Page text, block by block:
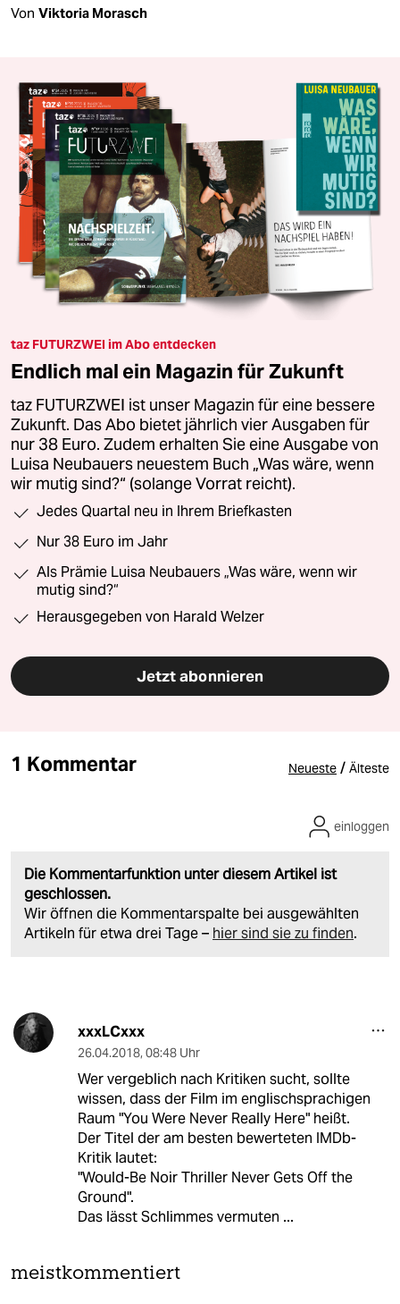
Von Viktoria Morasch
taz FUTURZWEI im Abo entdecken
Endlich mal ein Magazin für Zukunft
taz FUTURZWEI ist unser Magazin für eine bessere
Zukunft. Das Abo bietet jährlich vier Ausgaben für
nur 38 Euro. Zudem erhalten Sie eine Ausgabe von
Luisa Neubauers neuestem Buch „Was wäre, wenn
wir mutig sind?“ (solange Vorrat reicht).
Jedes Quartal neu in Ihrem Briefkasten
Nur 38 Euro im Jahr
Als Prämie Luisa Neubauers „Was wäre, wenn wir
mutig sind?“
Herausgegeben von Harald Welzer
Jetzt abonnieren
1 Kommentar Neueste / Älteste
Die Kommentarfunktion unter diesem Artikel ist
geschlossen.
Wir öffnen die Kommentarspalte bei ausgewählten
Artikeln für etwa drei Tage – hier sind sie zu finden.
einloggen
xxxLCxxx
26.04.2018, 08:48 Uhr
Wer vergeblich nach Kritiken sucht, sollte
wissen, dass der Film im englischsprachigen
Raum "You Were Never Really Here" heißt.
Der Titel der am besten bewerteten IMDb-
Kritik lautet:
"Would-Be Noir Thriller Never Gets Off the
Ground".
Das lässt Schlimmes vermuten ...
meistkommentiert